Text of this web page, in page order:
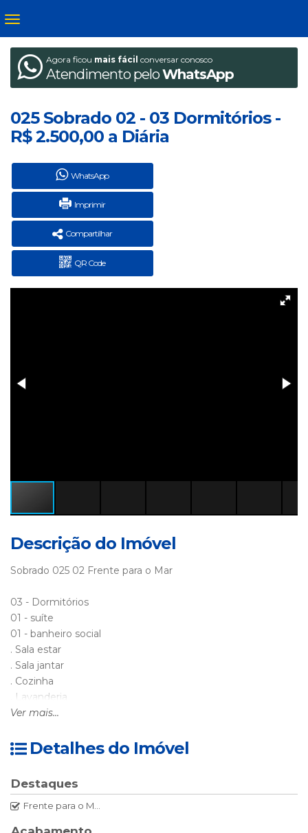
Agora ficou mais fácil conversar conosco
Atendimento peloWhatsApp
025 Sobrado 02 - 03 Dormitórios -
R$ 2.500,00 a Diária
WhatsApp
Imprimir
Compartilhar
QR Code
Descrição do Imóvel
Sobrado 025 02 Frente para o Mar
03 - Dormitórios
01 - suíte
01 - banheiro social
. Sala estar
. Sala jantar
. Cozinha
. Lavanderia
. Lavabo
. Máquina de lavar roupas
1 cama box casal e 1 cama box solteiro com ar condicionado
Split
Ver mais...
Detalhes do Imóvel
Destaques
Frente para o Mar